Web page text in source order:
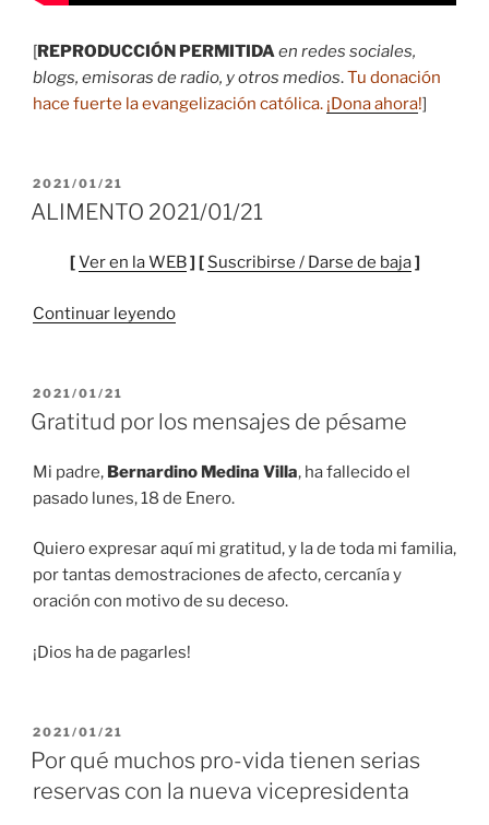
[REPRODUCCIÓN PERMITIDAen redes sociales,
blogs, emisoras de radio, y otros medios.Tu donación
hace fuerte la evangelización católica. ¡Dona ahora!]
PUBLICADO
EL
2021/01/21
ALIMENTO 2021/01/21
[Ver en la WEB] [ Suscribirse / Darse de baja]
Continuar leyendo“ALIMENTO
PUBLICADO
EL
2021/01/21
Gratitud por los mensajes de pésame
Mi padre, Bernardino Medina Villa, ha fallecido el
pasado lunes, 18 de Enero.
Quiero expresar aquí mi gratitud, y la de toda mi familia,
por tantas demostraciones de afecto, cercanía y
oración con motivo de su deceso.
¡Dios ha de pagarles!
PUBLICADO
EL
2021/01/21
Por qué muchos pro-vida tienen serias
reservas con la nueva vicepresidenta